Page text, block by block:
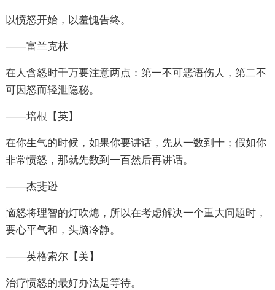
以愤怒开始，以羞愧告终。
——富兰克林
在人含怒时千万要注意两点：第一不可恶语伤人，第二不
可因怒而轻泄隐秘。
——培根【英】
在你生气的时候，如果你要讲话，先从一数到十；假如你
非常愤怒，那就先数到一百然后再讲话。
——杰斐逊
恼怒将理智的灯吹熄，所以在考虑解决一个重大问题时，
要心平气和，头脑冷静。
——英格索尔【美】
治疗愤怒的最好办法是等待。